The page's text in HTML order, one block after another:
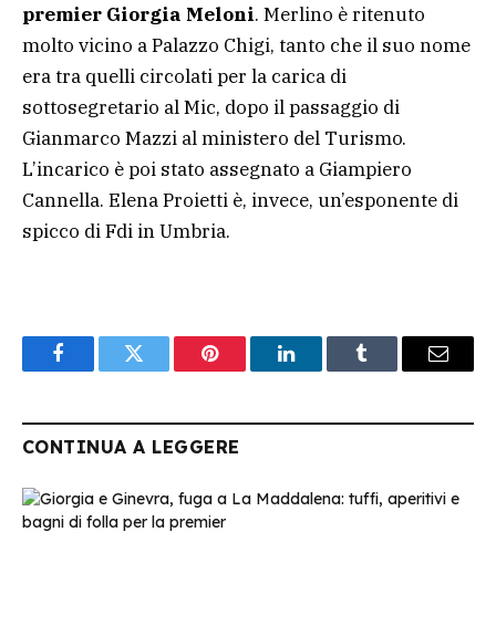
premier Giorgia Meloni. Merlino è ritenuto
molto vicino a Palazzo Chigi, tanto che il suo nome
era tra quelli circolati per la carica di
sottosegretario al Mic, dopo il passaggio di
Gianmarco Mazzi al ministero del Turismo.
L’incarico è poi stato assegnato a Giampiero
Cannella. Elena Proietti è, invece, un’esponente di
spicco di Fdi in Umbria.
FacebookTwitter Pinterest LinkedInTumblr Email
CONTINUA A LEGGERE